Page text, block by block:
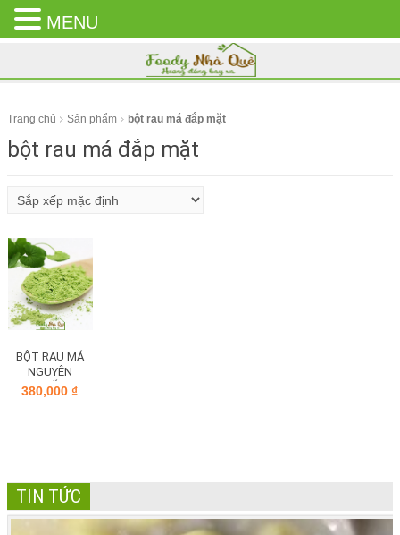
CLOSE
MENU
Trang chủ Sản phẩm bột rau má đắp mặt
bột rau má đắp mặt
BỘT RAU MÁ
NGUYÊN
CHẤT
380,000₫
TIN TỨC
MENU